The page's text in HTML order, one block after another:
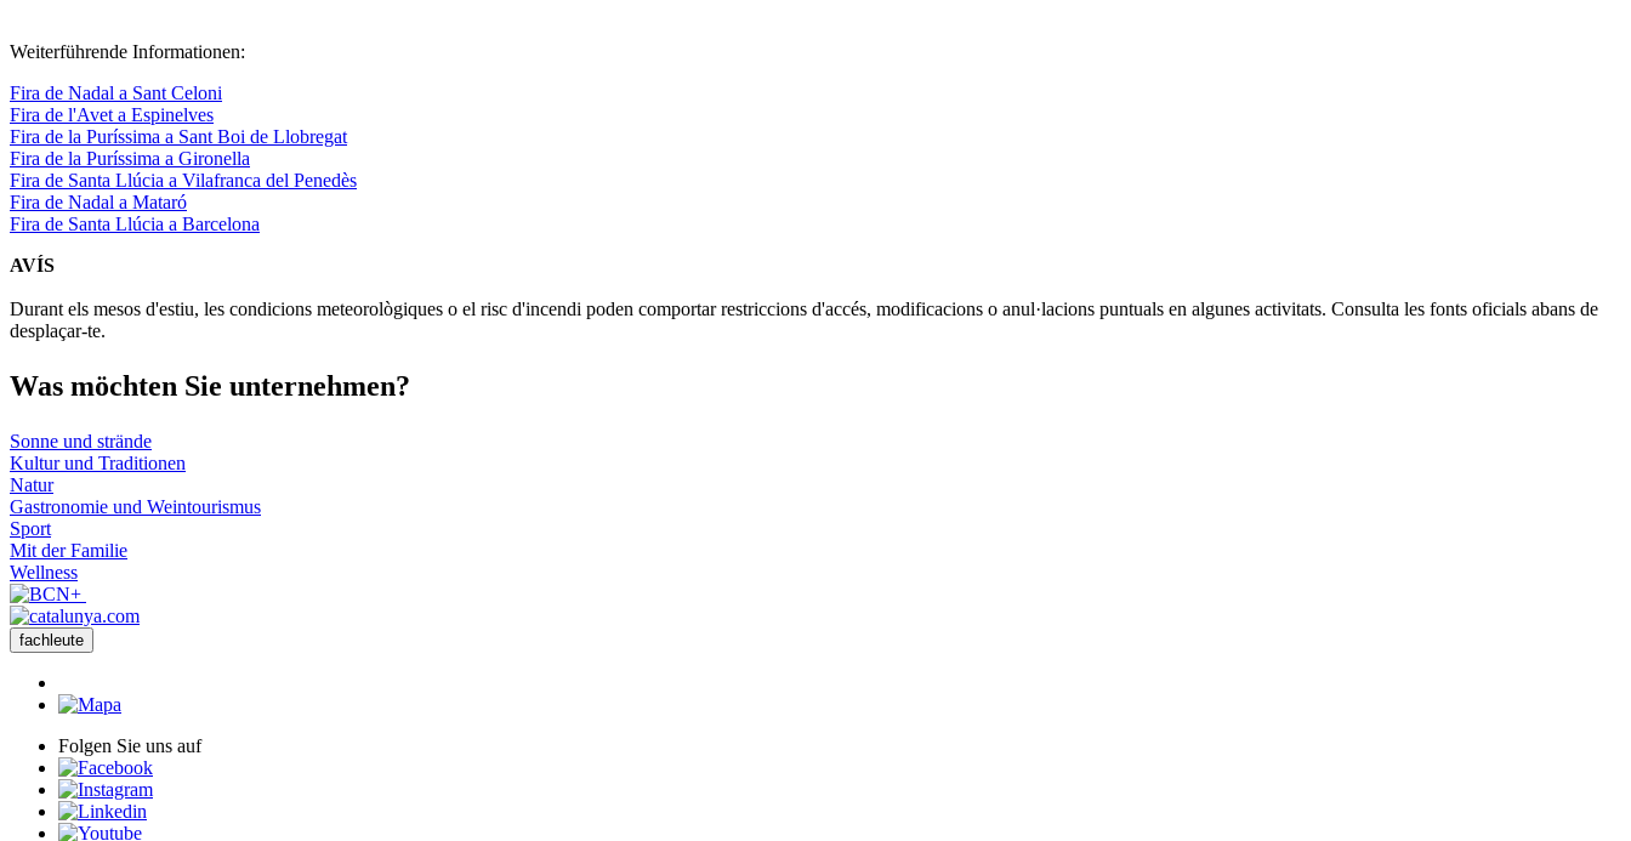
Weiterführende Informationen:
Fira de Nadal a Sant Celoni
Fira de l'Avet a Espinelves
Fira de la Puríssima a Sant Boi de Llobregat
Fira de la Puríssima a Gironella
Fira de Santa Llúcia a Vilafranca del Penedès
Fira de Nadal a Mataró
Fira de Santa Llúcia a Barcelona
AVÍS
Durant els mesos d'estiu, les condicions meteorològiques o el risc d'incendi poden comportar restriccions d'accés, modificacions o anul·lacions puntuals en algunes activitats. Consulta les fonts oficials abans de
desplaçar-te.
Was möchten Sie unternehmen?
Sonne und strände
Kultur und Traditionen
Natur
Gastronomie und Weintourismus
Sport
Mit der Familie
Wellness
fachleute
Folgen Sie uns auf